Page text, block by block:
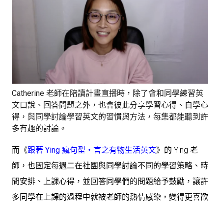
Catherine 老師在陪讀計畫直播時，除了會和同學練習英
文口說、回答問題之外，也會彼此分享學習心得、自學心
得，與同學討論學習英文的習慣與方法，每集都能聽到許
多有趣的討論。
而 《跟著 Ying 瘋句型・言之有物生活英文》 的 Ying 老
師，也固定每週二在社團與同學討論不同的學習策略、時
間安排、上課心得，並回答同學們的問題給予鼓勵，讓許
多同學在上課的過程中就被老師的熱情感染，變得更喜歡